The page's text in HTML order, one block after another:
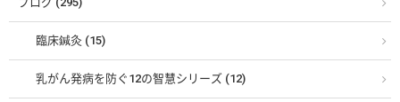
臨床鍼灸 (15)
乳がん発病を防ぐ12の智慧シリーズ (12)